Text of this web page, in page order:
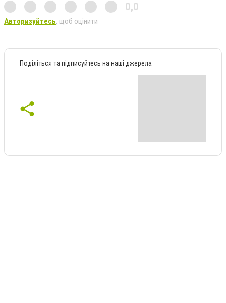
0,0
Авторизуйтесь, щоб оцінити
Поділіться та підписуйтесь на наші джерела